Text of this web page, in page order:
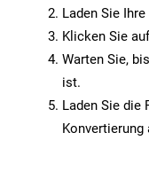
Laden Sie
Klicken Sie
Warten Sie,
ist.
Laden Sie die
Konvertierung